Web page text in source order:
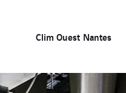
Clim Ouest Nantes